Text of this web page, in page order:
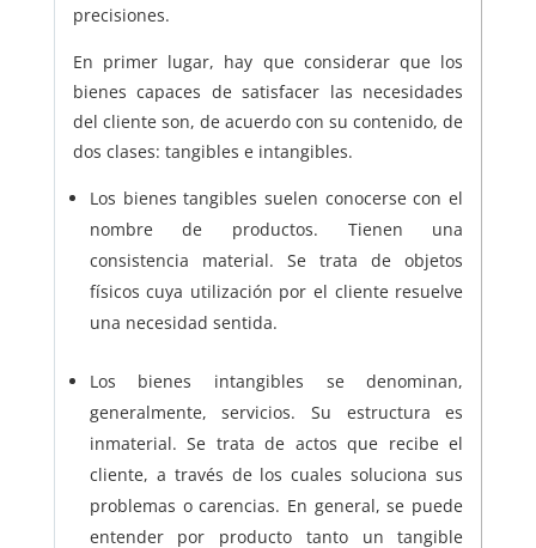
precisiones.
En primer lugar, hay que considerar que los
bienes capaces de satisfacer las necesidades
del cliente son, de acuerdo con su contenido, de
dos clases: tangibles e intangibles.
Los bienes tangibles suelen conocerse con el
nombre de productos. Tienen una
consistencia material. Se trata de objetos
físicos cuya utilización por el cliente resuelve
una necesidad sentida.
Los bienes intangibles se denominan,
generalmente, servicios. Su estructura es
inmaterial. Se trata de actos que recibe el
cliente, a través de los cuales soluciona sus
problemas o carencias. En general, se puede
entender por producto tanto un tangible